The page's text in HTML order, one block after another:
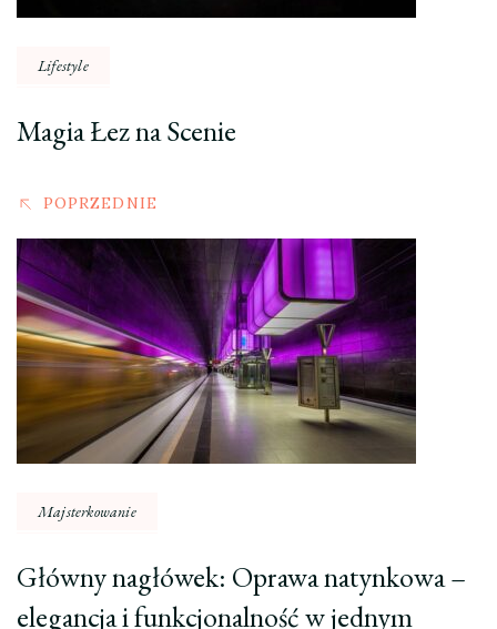
Lifestyle
Magia Łez na Scenie
POPRZEDNIE
Majsterkowanie
Główny nagłówek: Oprawa natynkowa –
elegancja i funkcjonalność w jednym